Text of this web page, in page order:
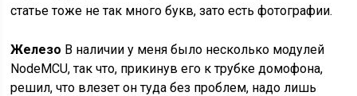
статье тоже не так много букв, зато есть фотографии.
Железо В наличии у меня было несколько модулей
NodeMCU, так что, прикинув его к трубке домофона,
решил, что влезет он туда без проблем, надо лишь